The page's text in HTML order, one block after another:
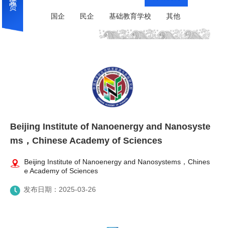
人才项目
创业地图
创新基地
“海星”之光:最美人才服务工作者
培训服务
Foreign Talents Working in Beijing
国企 民企 基础教育学校 其他
Beijing Institute of Nanoenergy and Nanosyste
ms，Chinese Academy of Sciences
Beijing Institute of Nanoenergy and Nanosystems，Chines
e Academy of Sciences
发布日期：2025-03-26